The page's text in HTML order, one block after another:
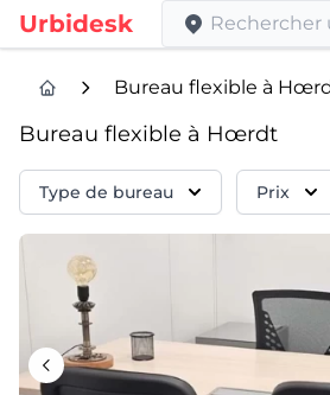
Urbidesk
Bureau flexible à
Bureau flexible à Hœrdt
Type de bureau Prix